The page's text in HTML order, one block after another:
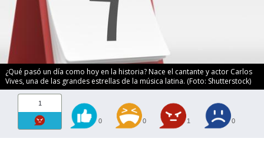
¿Qué pasó un día como hoy en la historia? Nace el cantante y actor Carlos
Vives, una de las grandes estrellas de la música latina. (Foto: Shutterstock)
1
0 0 1 0